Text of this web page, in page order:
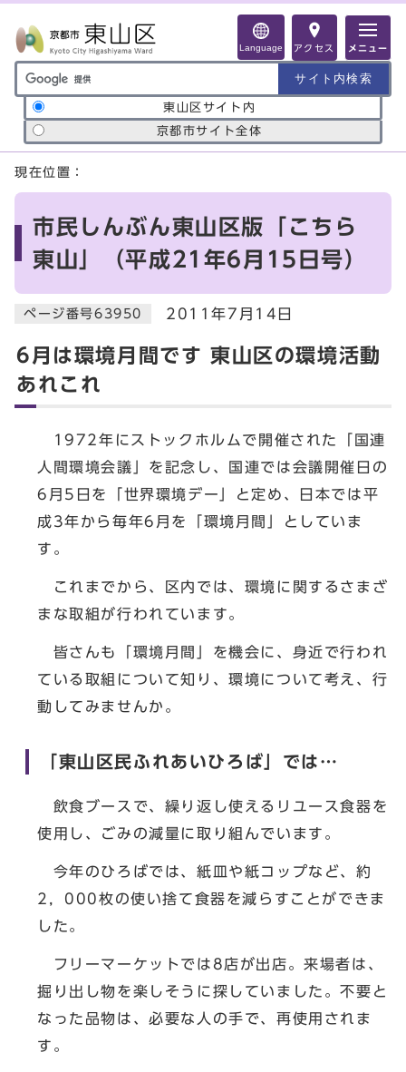
Language アクセス メニュー
サイト内検索の範囲
東山区サイト内
京都市サイト全体
ここから本文です
現在位置：
市民しんぶん東山区版「こちら
東山」（平成21年6月15日号）
ページ番号63950 2011年7月14日
6月は環境月間です 東山区の環境活動
あれこれ
1972年にストックホルムで開催された「国連
人間環境会議」を記念し、国連では会議開催日の
6月5日を「世界環境デー」と定め、日本では平
成3年から毎年6月を「環境月間」としていま
す。
これまでから、区内では、環境に関するさまざ
まな取組が行われています。
皆さんも「環境月間」を機会に、身近で行われ
ている取組について知り、環境について考え、行
動してみませんか。
「東山区民ふれあいひろば」では…
飲食ブースで、繰り返し使えるリユース食器を
使用し、ごみの減量に取り組んでいます。
今年のひろばでは、紙皿や紙コップなど、約
2，000枚の使い捨て食器を減らすことができま
した。
フリーマーケットでは8店が出店。来場者は、
掘り出し物を楽しそうに探していました。不要と
なった品物は、必要な人の手で、再使用されま
す。